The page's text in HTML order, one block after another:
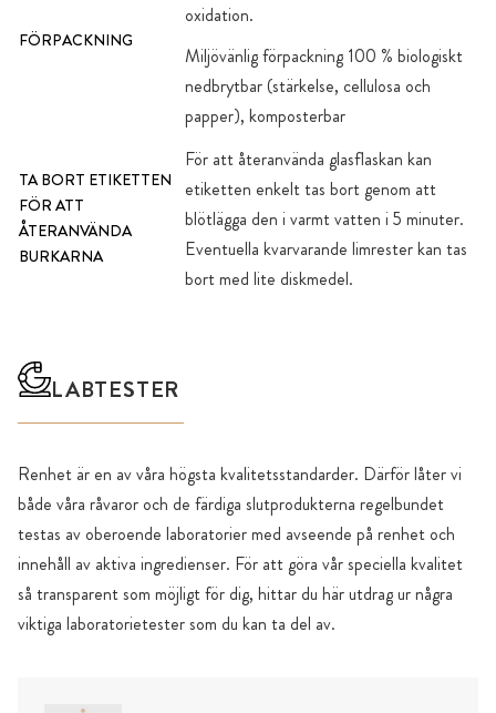
FÖRPACKNING
oxidation.
Miljövänlig förpackning 100 % biologiskt
nedbrytbar (stärkelse, cellulosa och
papper), komposterbar
TA BORT ETIKETTEN
FÖR ATT
ÅTERANVÄNDA
BURKARNA
För att återanvända glasflaskan kan
etiketten enkelt tas bort genom att
blötlägga den i varmt vatten i 5 minuter.
Eventuella kvarvarande limrester kan tas
bort med lite diskmedel.
LABTESTER
Renhet är en av våra högsta kvalitetsstandarder. Därför låter vi
både våra råvaror och de färdiga slutprodukterna regelbundet
testas av oberoende laboratorier med avseende på renhet och
innehåll av aktiva ingredienser. För att göra vår speciella kvalitet
så transparent som möjligt för dig, hittar du här utdrag ur några
viktiga laboratorietester som du kan ta del av.